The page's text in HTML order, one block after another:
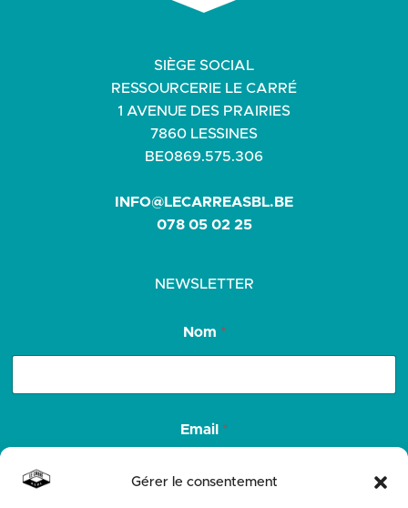
Gérer le consentement
SIÈGE SOCIAL
RESSOURCERIE LE CARRÉ
1 AVENUE DES PRAIRIES
7860 LESSINES
BE0869.575.306
INFO@LECARREASBL.BE
078 05 02 25
NEWSLETTER
o
m
l
m
Nom *
Email *